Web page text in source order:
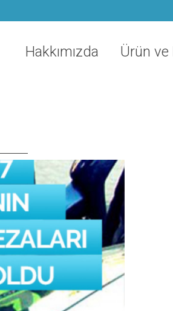
Hakkımızda Ürün